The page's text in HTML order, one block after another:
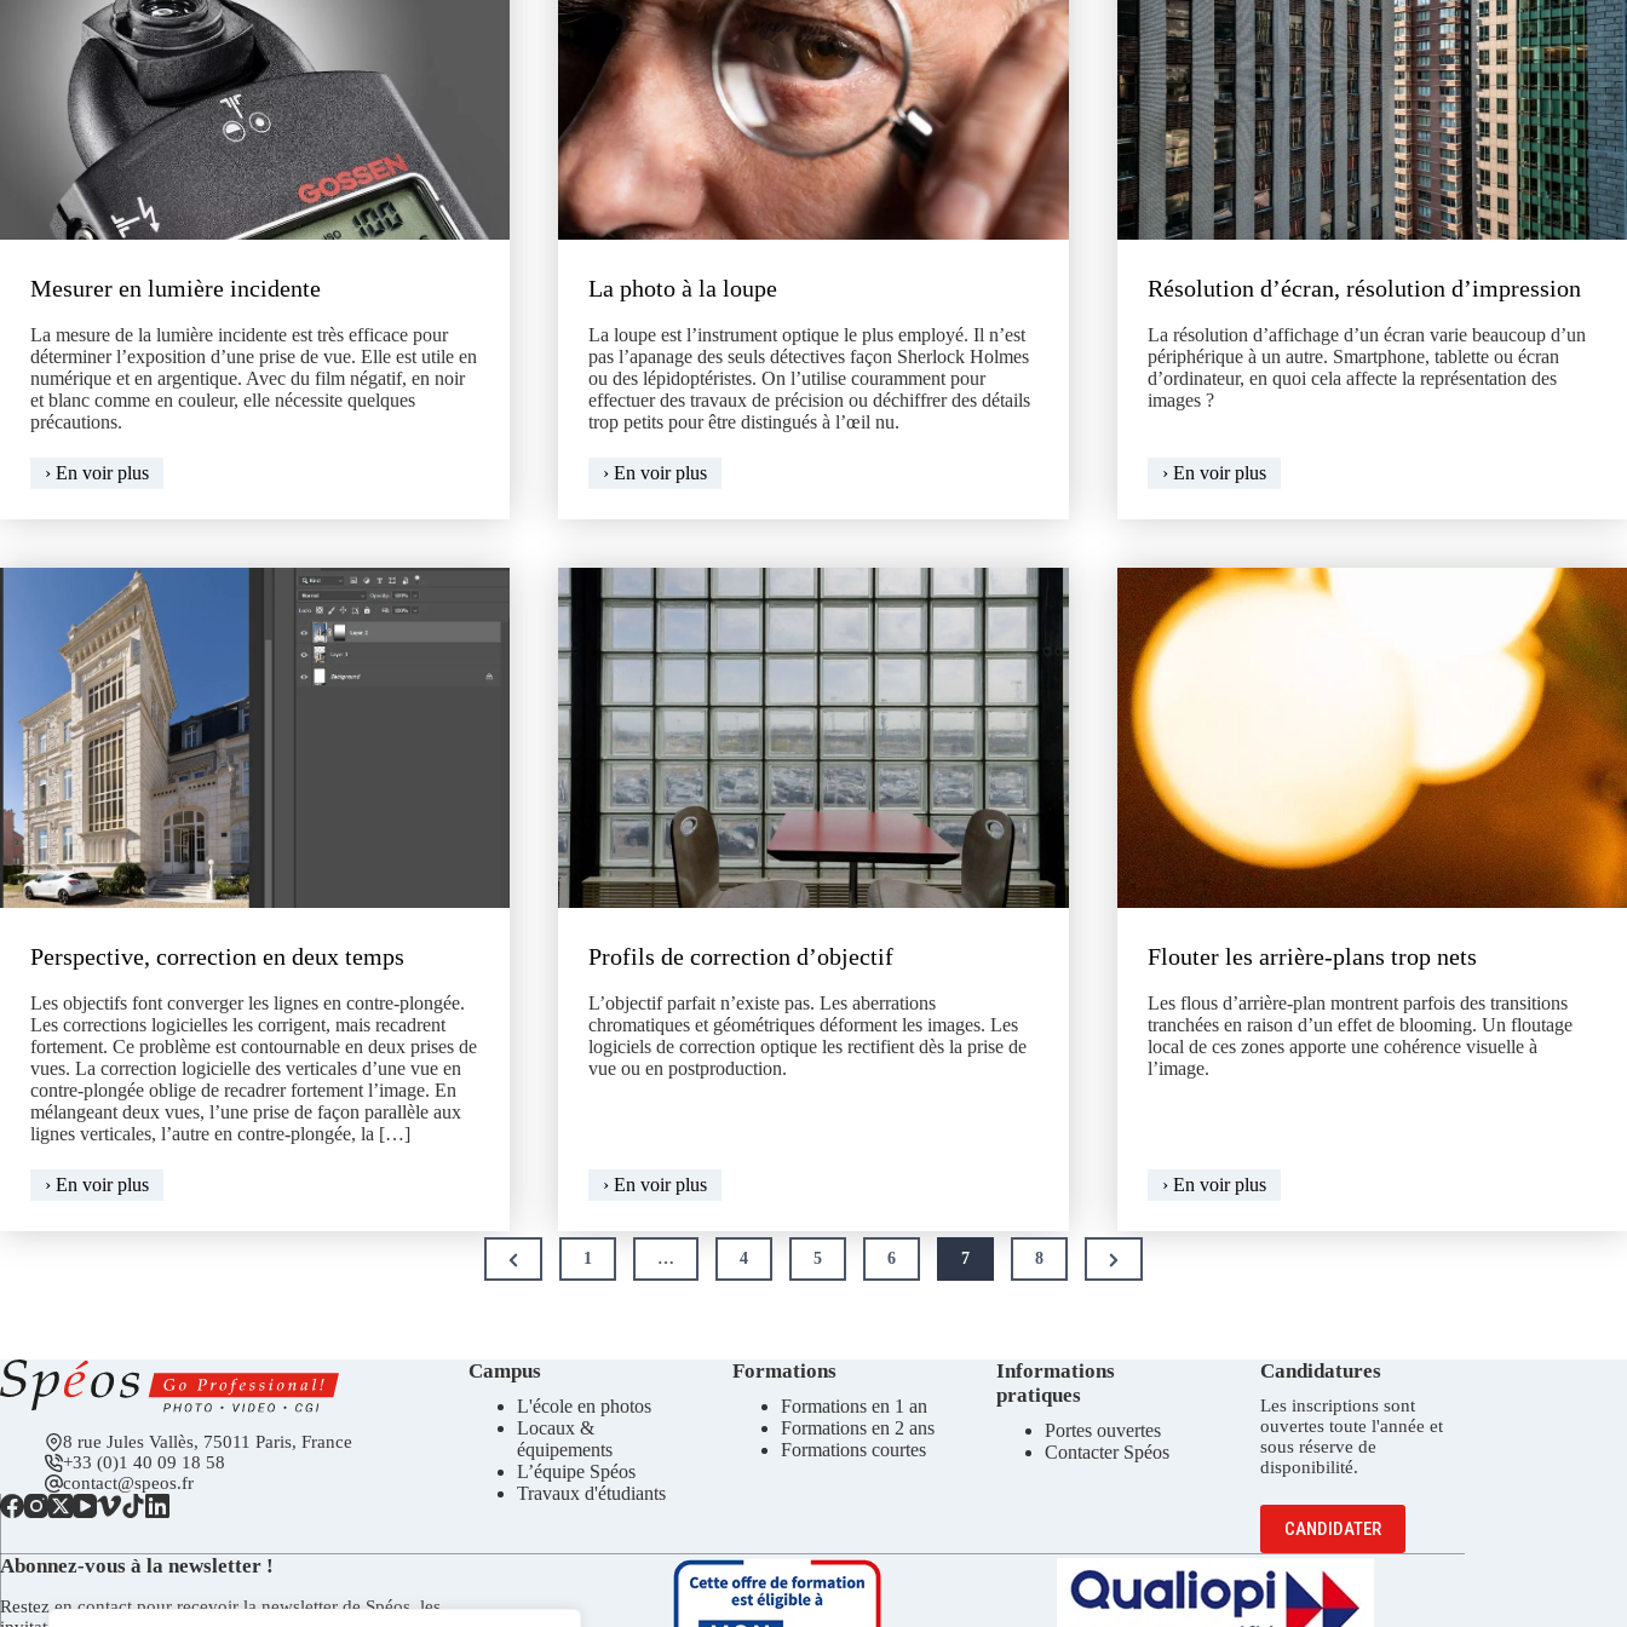
Mesurer en lumière incidente
La mesure de la lumière incidente est très efficace pour
déterminer l’exposition d’une prise de vue. Elle est utile en
numérique et en argentique. Avec du film négatif, en noir
et blanc comme en couleur, elle nécessite quelques
précautions.
› En voir plusMesurer
lumière
La photo à la loupe
La loupe est l’instrument optique le plus employé. Il n’est
pas l’apanage des seuls détectives façon Sherlock Holmes
ou des lépidoptéristes. On l’utilise couramment pour
effectuer des travaux de précision ou déchiffrer des détails
trop petits pour être distingués à l’œil nu.
› En voir plusLa
à
Résolution d’écran, résolution d’impression
La résolution d’affichage d’un écran varie beaucoup d’un
périphérique à un autre. Smartphone, tablette ou écran
d’ordinateur, en quoi cela affecte la représentation des
images ?
› En voir plusRésolution
résolution
Perspective, correction en deux temps
Les objectifs font converger les lignes en contre-plongée.
Les corrections logicielles les corrigent, mais recadrent
fortement. Ce problème est contournable en deux prises de
vues. La correction logicielle des verticales d’une vue en
contre-plongée oblige de recadrer fortement l’image. En
mélangeant deux vues, l’une prise de façon parallèle aux
lignes verticales, l’autre en contre-plongée, la […]
› En voir plusPerspective,
en
Profils de correction d’objectif
L’objectif parfait n’existe pas. Les aberrations
chromatiques et géométriques déforment les images. Les
logiciels de correction optique les rectifient dès la prise de
vue ou en postproduction.
› En voir plusProfils
correction
d’objectif
Flouter les arrière-plans trop nets
Les flous d’arrière-plan montrent parfois des transitions
tranchées en raison d’un effet de blooming. Un floutage
local de ces zones apporte une cohérence visuelle à
l’image.
› En voir plusFlouter
arrière-
Previous
Page
1 … 4 5 6 7 8
Next
Page
8 rue Jules Vallès, 75011 Paris, France
+33 (0)1 40 09 18 58
contact@speos.fr
Campus
L'école en photos
Locaux &
équipements
L’équipe Spéos
Travaux d'étudiants
Formations
Formations en 1 an
Formations en 2 ans
Formations courtes
Informations
pratiques
Portes ouvertes
Contacter Spéos
Candidatures
Les inscriptions sont
ouvertes toute l'année et
sous réserve de
disponibilité.
CANDIDATER
Abonnez-vous à la newsletter !
Restez en contact pour recevoir la newsletter de Spéos, les